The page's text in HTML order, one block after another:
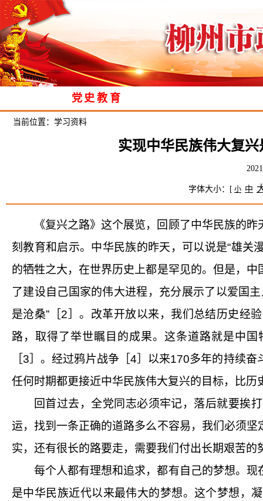
党史教育
当前位置： 学习资料
实现中华民族伟大复
字体大小：[ 小 中
《复兴之路》这个展览，回顾了中华民族的
刻教育和启示。中华民族的昨天，可以说是“雄关
的牺牲之大，在世界历史上都是罕见的。但是，
了建设自己国家的伟大进程，充分展示了以爱国
是沧桑” ［2］。改革开放以来，我们总结历史经
路，取得了举世瞩目的成果。这条道路就是中
［3］。经过鸦片战争［4］ 以来170多年的持续奋
任何时期都更接近中华民族伟大复兴的目标，比
回首过去，全党同志必须牢记，落后就要挨
运，找到一条正确的道路多么不容易，我们必须
实，还有很长的路要走，需要我们付出长期艰苦的
每个人都有理想和追求，都有自己的梦想。
是中华民族近代以来最伟大的梦想。这个梦想，